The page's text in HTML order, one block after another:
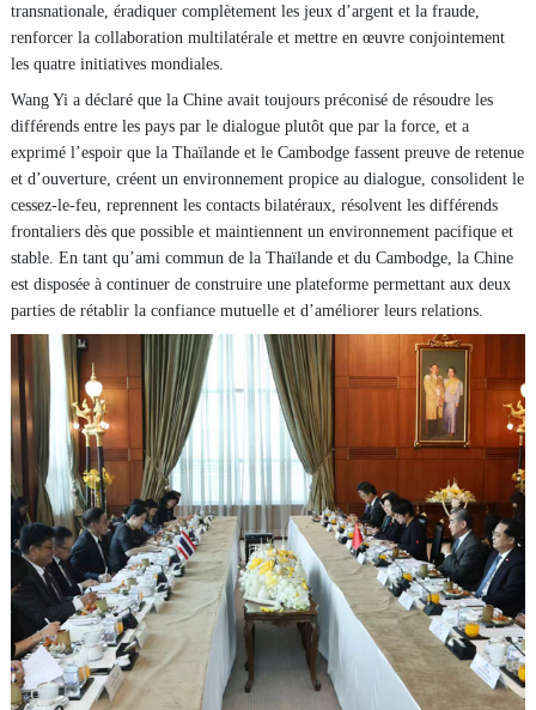
transnationale, éradiquer complètement les jeux d’argent et la fraude,
renforcer la collaboration multilatérale et mettre en œuvre conjointement
les quatre initiatives mondiales.
Wang Yi a déclaré que la Chine avait toujours préconisé de résoudre les
différends entre les pays par le dialogue plutôt que par la force, et a
exprimé l’espoir que la Thaïlande et le Cambodge fassent preuve de retenue
et d’ouverture, créent un environnement propice au dialogue, consolident le
cessez-le-feu, reprennent les contacts bilatéraux, résolvent les différends
frontaliers dès que possible et maintiennent un environnement pacifique et
stable. En tant qu’ami commun de la Thaïlande et du Cambodge, la Chine
est disposée à continuer de construire une plateforme permettant aux deux
parties de rétablir la confiance mutuelle et d’améliorer leurs relations.